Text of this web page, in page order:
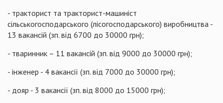
- тракторист та тракторист-машиніст
сільськогосподарського (лісогосподарського) виробництва -
13 вакансій (зп. від 6700 до 30000 грн);
- тваринник – 11 вакансій (зп. від 9000 до 30000 грн);
- інженер - 4 вакансії (зп. від 7000 до 30000 грн);
- дояр - 3 вакансії (зп. від 8000 до 15000 грн);